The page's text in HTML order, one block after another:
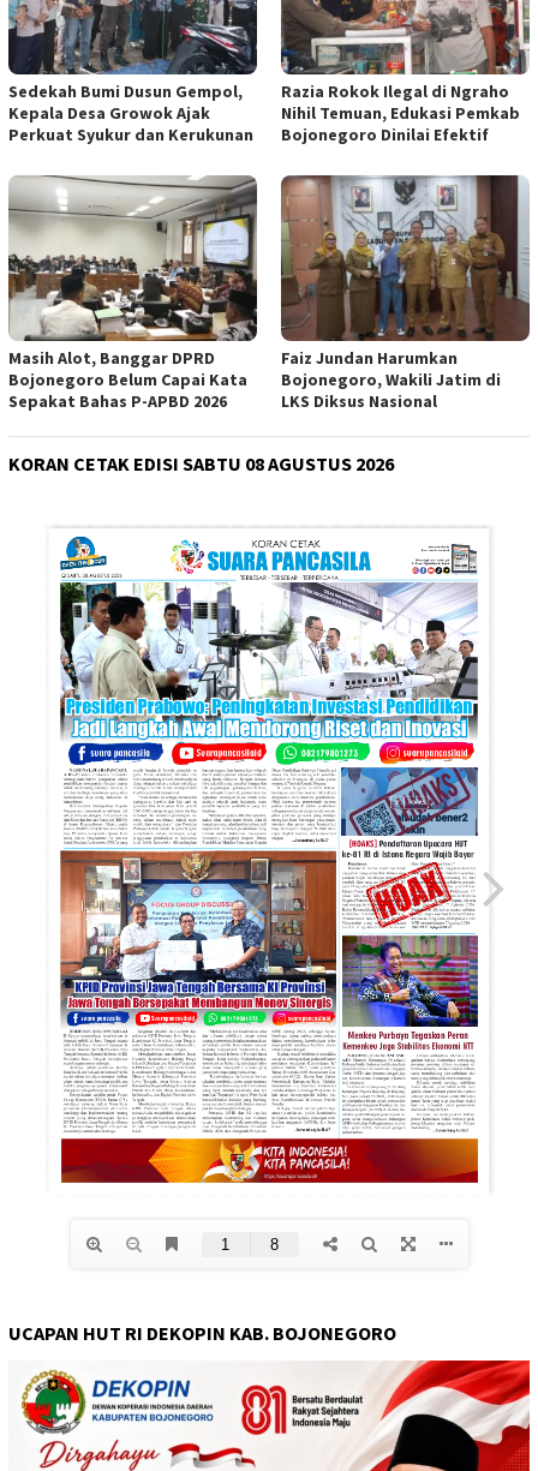
Sedekah Bumi Dusun Gempol,
Kepala Desa Growok Ajak
Perkuat Syukur dan Kerukunan
Razia Rokok Ilegal di Ngraho
Nihil Temuan, Edukasi Pemkab
Bojonegoro Dinilai Efektif
Masih Alot, Banggar DPRD
Bojonegoro Belum Capai Kata
Sepakat Bahas P-APBD 2026
Faiz Jundan Harumkan
Bojonegoro, Wakili Jatim di
LKS Diksus Nasional
KORAN CETAK EDISI SABTU 08 AGUSTUS 2026
UCAPAN HUT RI DEKOPIN KAB. BOJONEGORO